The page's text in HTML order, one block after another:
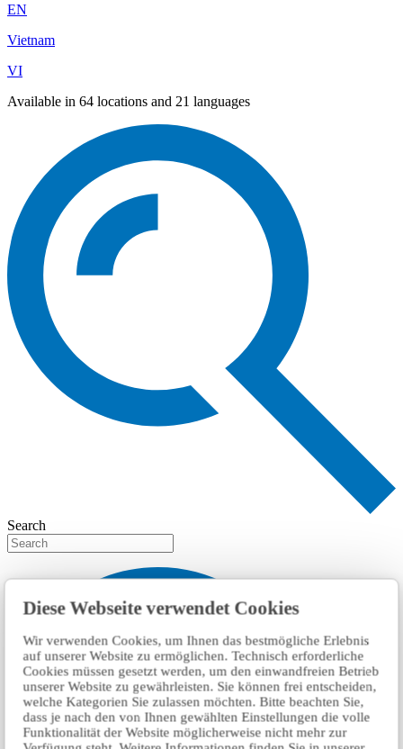
Diese Webseite verwendet Cookies
Wir verwenden Cookies, um Ihnen das bestmögliche Erlebnis
auf unserer Website zu ermöglichen. Technisch erforderliche
Cookies müssen gesetzt werden, um den einwandfreien Betrieb
unserer Website zu gewährleisten. Sie können frei entscheiden,
welche Kategorien Sie zulassen möchten. Bitte beachten Sie,
dass je nach den von Ihnen gewählten Einstellungen die volle
Funktionalität der Website möglicherweise nicht mehr zur
EN
Vietnam
VI
Available in 64 locations and 21 languages
Search